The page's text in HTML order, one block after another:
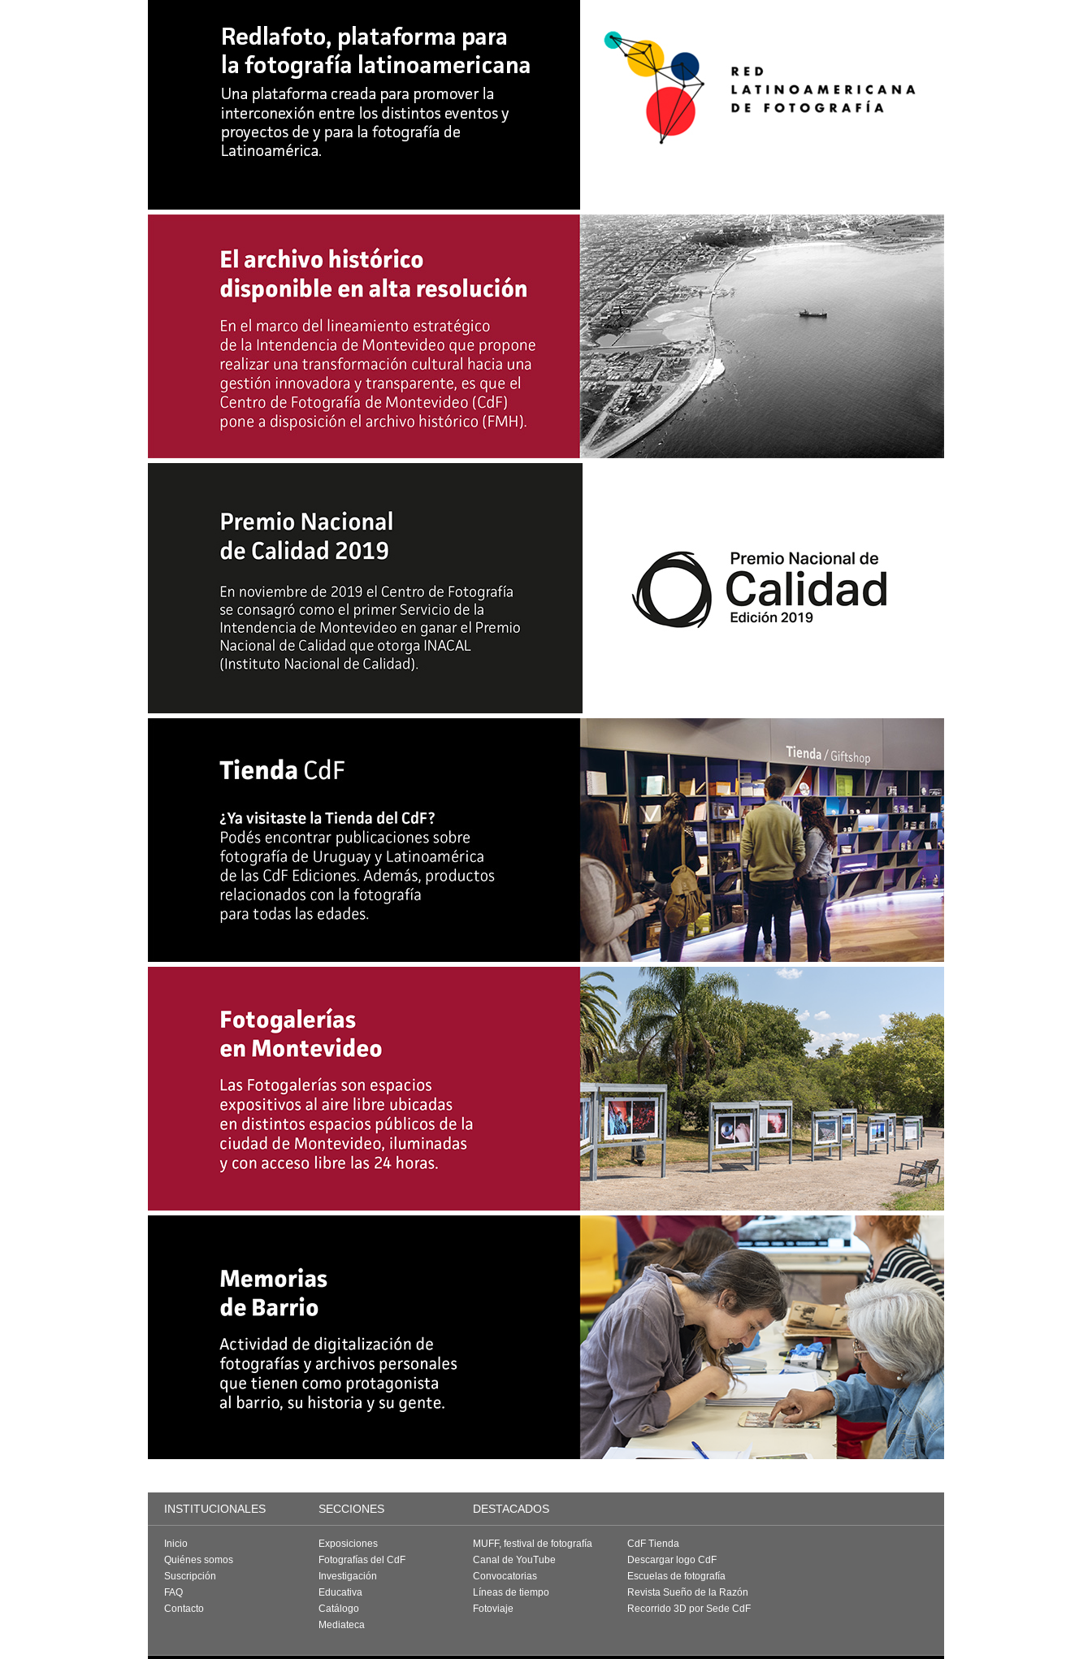
INSTITUCIONALES SECCIONES DESTACADOS
Inicio
Quiénes somos
Suscripción
FAQ
Contacto
Exposiciones
Fotografías del CdF
Investigación
Educativa
Catálogo
Mediateca
MUFF, festival de fotografía
Canal de YouTube
Convocatorias
Líneas de tiempo
Fotoviaje
CdF Tienda
Descargar logo CdF
Escuelas de fotografía
Revista Sueño de la Razón
Recorrido 3D por Sede CdF